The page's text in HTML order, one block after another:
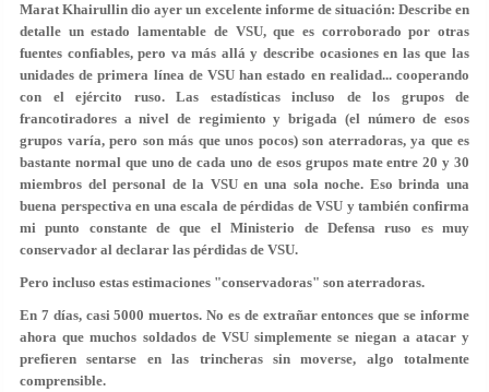
Marat Khairullin dio ayer un excelente informe de situación: Describe en
detalle un estado lamentable de VSU, que es corroborado por otras
fuentes confiables, pero va más allá y describe ocasiones en las que las
unidades de primera línea de VSU han estado en realidad... cooperando
con el ejército ruso. Las estadísticas incluso de los grupos de
francotiradores a nivel de regimiento y brigada (el número de esos
grupos varía, pero son más que unos pocos) son aterradoras, ya que es
bastante normal que uno de cada uno de esos grupos mate entre 20 y 30
miembros del personal de la VSU en una sola noche. Eso brinda una
buena perspectiva en una escala de pérdidas de VSU y también confirma
mi punto constante de que el Ministerio de Defensa ruso es muy
conservador al declarar las pérdidas de VSU.
Pero incluso estas estimaciones "conservadoras" son aterradoras.
En 7 días, casi 5000 muertos. No es de extrañar entonces que se informe
ahora que muchos soldados de VSU simplemente se niegan a atacar y
prefieren sentarse en las trincheras sin moverse, algo totalmente
comprensible.